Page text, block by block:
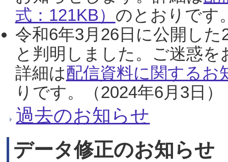
式：121KB） のとおりです
令和6年3月26日に公開し
と判明しました。ご迷惑
詳細は配信資料に関するお
りです。（2024年6月3日）
過去のお知らせ
データ修正のお知らせ